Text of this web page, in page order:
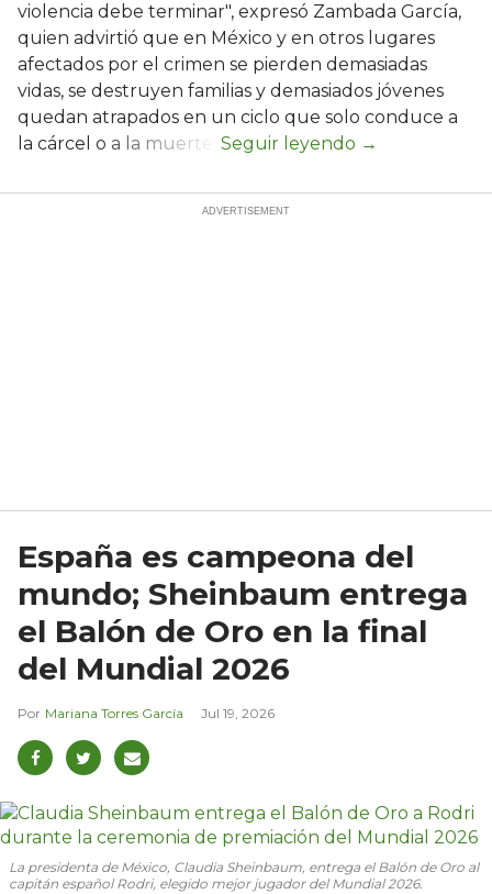
violencia debe terminar", expresó Zambada García,
quien advirtió que en México y en otros lugares
afectados por el crimen se pierden demasiadas
vidas, se destruyen familias y demasiados jóvenes
quedan atrapados en un ciclo que solo conduce a
la cárcel o a la muerte.
España es campeona del
mundo; Sheinbaum entrega
el Balón de Oro en la final
del Mundial 2026
Mariana Torres García Jul 19, 2026
La presidenta de México, Claudia Sheinbaum, entrega el Balón de Oro al
capitán español Rodri, elegido mejor jugador del Mundial 2026.